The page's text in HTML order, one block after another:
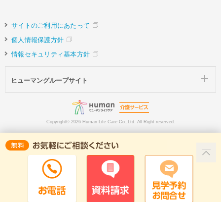
サイトのご利用にあたって
個人情報保護方針
情報セキュリティ基本方針
ヒューマングループサイト
Copyright© 2026 Human Life Care Co.,Ltd. All Right reserved.